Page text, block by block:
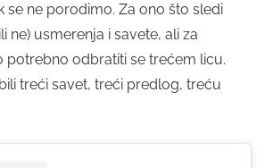
se ne porodimo. Za ono što sledi
ne) usmerenja i savete, ali za
potrebno odbratiti se trećem licu.
treći savet, treći predlog, treću